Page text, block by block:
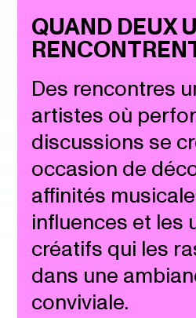
QUAND DEUX
Des rencontres
artistes où
discussions se
occasion de
affinités
influences et les
créatifs qui les
dans une
conviviale.